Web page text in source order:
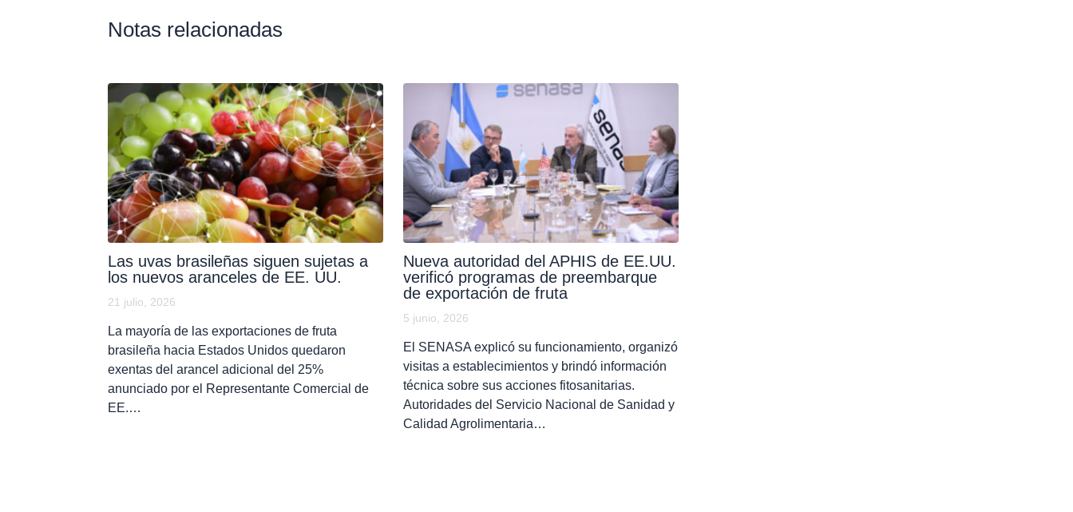
Notas relacionadas
Las uvas brasileñas siguen sujetas a
los nuevos aranceles de EE. UU.
21 julio, 2026
La mayoría de las exportaciones de fruta
brasileña hacia Estados Unidos quedaron
exentas del arancel adicional del 25%
anunciado por el Representante Comercial de
EE.…
Nueva autoridad del APHIS de EE.UU.
verificó programas de preembarque
de exportación de fruta
5 junio, 2026
El SENASA explicó su funcionamiento, organizó
visitas a establecimientos y brindó información
técnica sobre sus acciones fitosanitarias.
Autoridades del Servicio Nacional de Sanidad y
Calidad Agrolimentaria…